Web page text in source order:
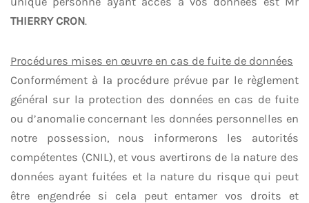
THIERRY CRON.
Procédures mises en œuvre en cas de fuite de données
Conformément à la procédure prévue par le règlement
général sur la protection des données en cas de fuite
ou d’anomalie concernant les données personnelles en
notre possession, nous informerons les autorités
compétentes (CNIL), et vous avertirons de la nature des
données ayant fuitées et la nature du risque qui peut
être engendrée si cela peut entamer vos droits et